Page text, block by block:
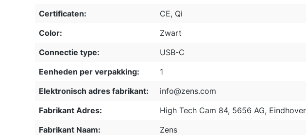
Certificaten:
CE, Qi
Color:
Zwart
Connectie type:
USB-C
Eenheden per verpakking:
1
Elektronisch adres fabrikant:
info@zens.com
Fabrikant Adres:
High Tech Cam 84, 5656 AG,
Fabrikant Naam:
Zens